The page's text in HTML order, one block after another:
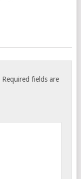
Required fields are